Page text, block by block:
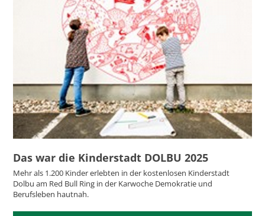
Das war die Kinderstadt DOLBU 2025
Mehr als 1.200 Kinder erlebten in der kostenlosen Kinderstadt
Dolbu am Red Bull Ring in der Karwoche Demokratie und
Berufsleben hautnah.